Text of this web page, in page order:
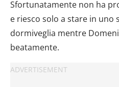
Sfortunatamente non ha
e riesco solo a stare in uno
dormiveglia mentre
beatamente.